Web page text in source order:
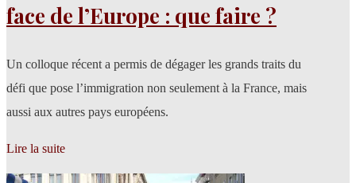
face de l’Europe : que faire ?
Un colloque récent a permis de dégager les grands traits du
défi que pose l’immigration non seulement à la France, mais
aussi aux autres pays européens.
Lire la suite